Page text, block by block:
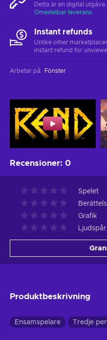
Detta är en digital utgåva
Omedelbar leverans
Instant refunds
Unlike other
instant refund for
Arbetar på: Fönster
Recensioner: 0
Spelet
Grafik
Ljudspår
Produktbeskrivning
Ensamspelare Tredje